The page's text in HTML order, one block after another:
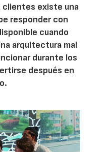
existe una
responder con
cuando
arquitectura mal
durante los
después en